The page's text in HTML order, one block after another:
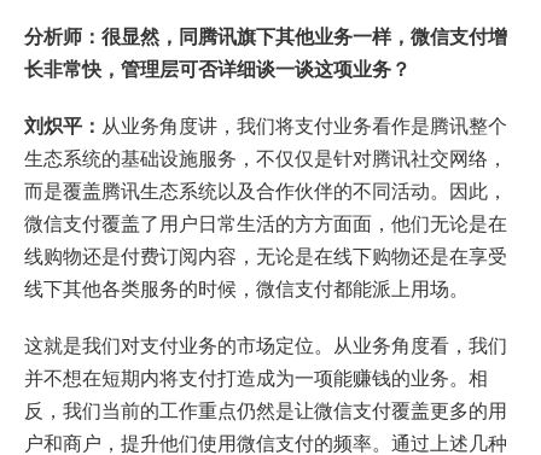
分析师：很显然，同腾讯旗下其他业务一样，微信支付增
长非常快，管理层可否详细谈一谈这项业务？
刘炽平： 从业务角度讲，我们将支付业务看作是腾讯整个
生态系统的基础设施服务，不仅仅是针对腾讯社交网络，
而是覆盖腾讯生态系统以及合作伙伴的不同活动。因此，
微信支付覆盖了用户日常生活的方方面面，他们无论是在
线购物还是付费订阅内容，无论是在线下购物还是在享受
线下其他各类服务的时候，微信支付都能派上用场。
这就是我们对支付业务的市场定位。从业务角度看，我们
并不想在短期内将支付打造成为一项能赚钱的业务。相
反，我们当前的工作重点仍然是让微信支付覆盖更多的用
户和商户，提升他们使用微信支付的频率。通过上述几种